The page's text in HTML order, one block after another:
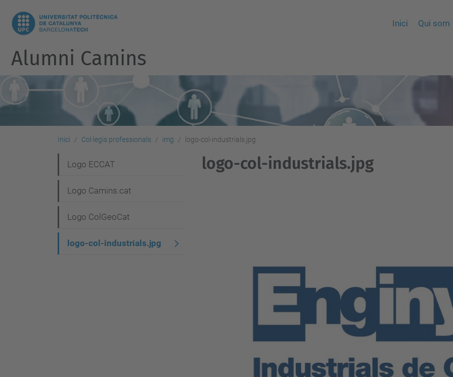
Inici Qui som
Alumni Camins
Inici Col·legis professionals img logo-col-industrials.jpg
logo-col-industrials.jpg
a
v
g
a
Logo ECCAT
Logo Camins.cat
Logo ColGeoCat
logo-col-industrials.jpg